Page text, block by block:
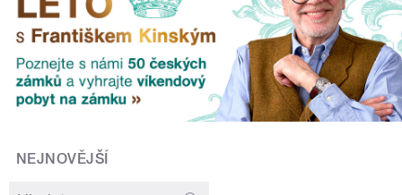
NEJNOVĚJŠÍ